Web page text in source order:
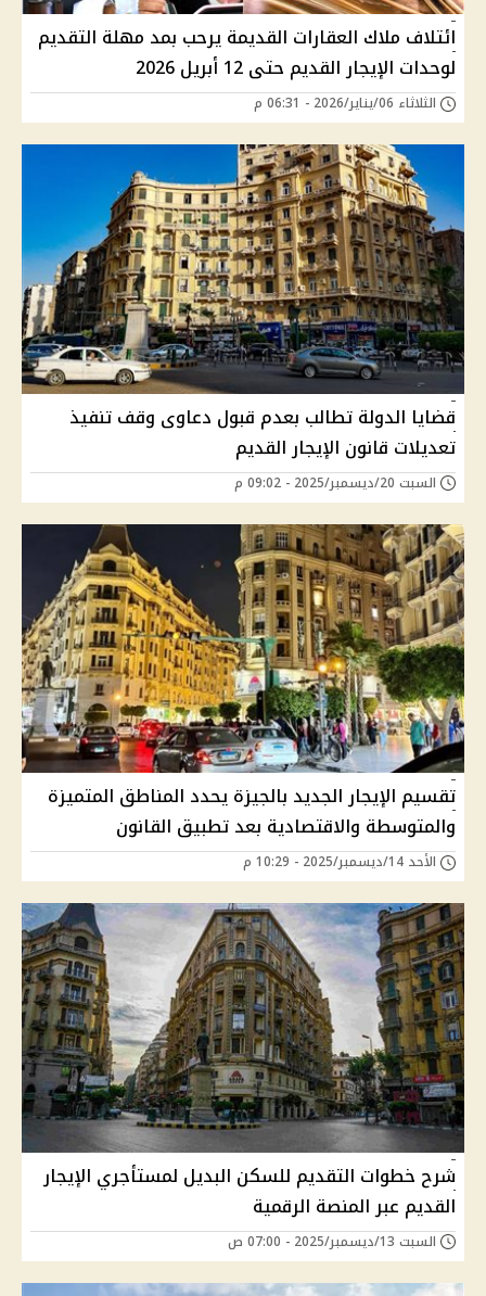
ائتلاف ملاك العقارات القديمة يرحب بمد مهلة التقديم
لوحدات الإيجار القديم حتى 12 أبريل 2026
الثلاثاء 06/يناير/2026 - 06:31 م
قضايا الدولة تطالب بعدم قبول دعاوى وقف تنفيذ
تعديلات قانون الإيجار القديم
السبت 20/ديسمبر/2025 - 09:02 م
تقسيم الإيجار الجديد بالجيزة يحدد المناطق المتميزة
والمتوسطة والاقتصادية بعد تطبيق القانون
الأحد 14/ديسمبر/2025 - 10:29 م
شرح خطوات التقديم للسكن البديل لمستأجري الإيجار
القديم عبر المنصة الرقمية
السبت 13/ديسمبر/2025 - 07:00 ص